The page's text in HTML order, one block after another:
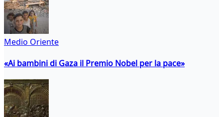
Medio Oriente
«Ai bambini di Gaza il Premio Nobel per la pace»